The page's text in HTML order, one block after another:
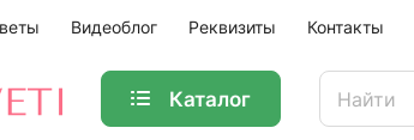
Видеоблог Реквизиты Контакты
Каталог